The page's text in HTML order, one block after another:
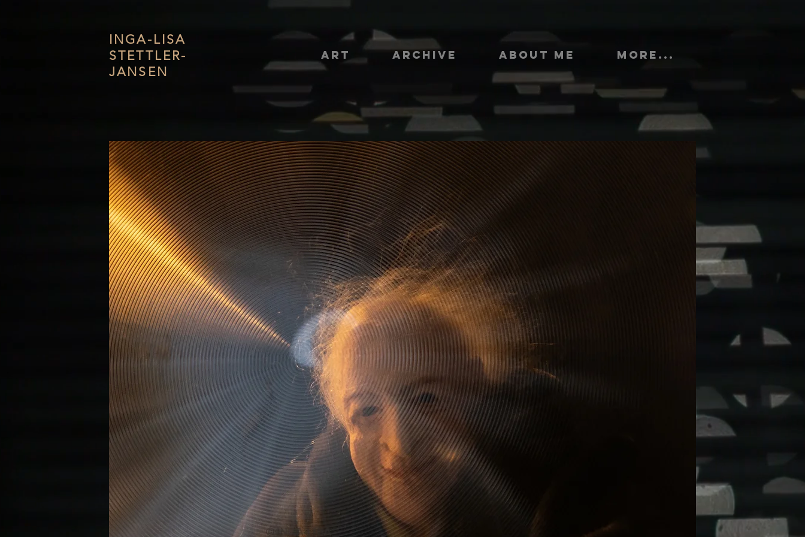
INGA-LISA
STETTLER-
JANSEN
ART ARCHIVE ABOUT ME More...